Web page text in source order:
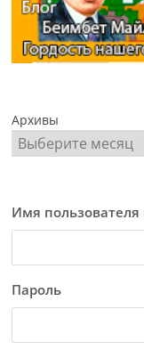
Архивы
Имя пользователя
Пароль